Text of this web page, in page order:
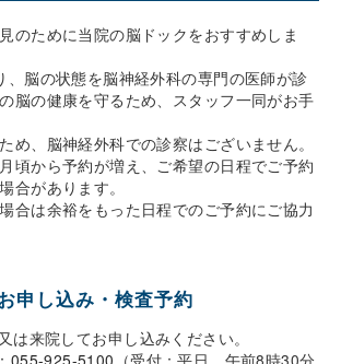
のために当院の脳ドックをおすすめしま
、脳の状態を脳神経外科の専門の医師が診
脳の健康を守るため、スタッフ一同がお手
め、脳神経外科での診察はございません。
頃から予約が増え、ご希望の日程でご予約
合があります。
合は余裕をもった日程でのご予約にご協力
申し込み・検査予約
は来院してお申し込みください。
055-925-5100 （受付：平日 午前8時30分